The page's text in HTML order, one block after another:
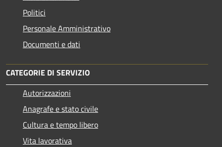
Politici
Personale Amministrativo
Documenti e dati
CATEGORIE DI SERVIZIO
Autorizzazioni
Anagrafe e stato civile
Cultura e tempo libero
Vita lavorativa